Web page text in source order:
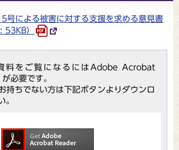
号による被害に対する支援を求める意見書
53KB）
料をご覧になるにはAdobe Acrobat
必要です。
持ちでない方は下記ボタンよりダウンロ
。